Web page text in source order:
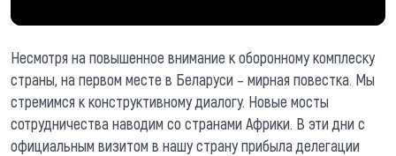
Несмотря на повышенное внимание к оборонному комплеску
страны, на первом месте в Беларуси – мирная повестка. Мы
стремимся к конструктивному диалогу. Новые мосты
сотрудничества наводим со странами Африки. В эти дни с
официальным визитом в нашу страну прибыла делегации